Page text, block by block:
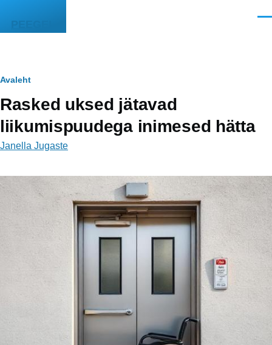
PEEGEL
Leivapuru
Avaleht
Rasked uksed jätavad
liikumispuudega inimesed hätta
Janella Jugaste